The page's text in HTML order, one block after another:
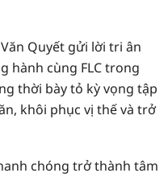
Quyết gửi lời tri ân
hành cùng FLC trong
thời bày tỏ kỳ vọng tập
khôi phục vị thế và trở
chóng trở thành tâm